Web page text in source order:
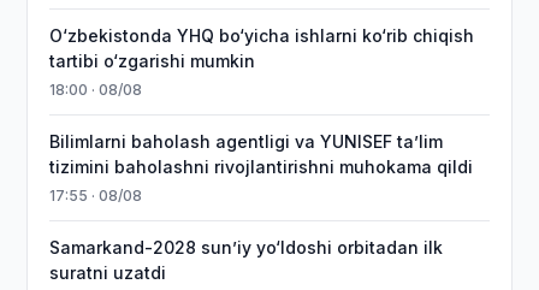
O‘zbekistonda YHQ bo‘yicha ishlarni ko‘rib chiqish
tartibi o‘zgarishi mumkin
18:00 · 08/08
Bilimlarni baholash agentligi va YUNISEF taʼlim
tizimini baholashni rivojlantirishni muhokama qildi
17:55 · 08/08
Samarkand-2028 sunʼiy yo‘ldoshi orbitadan ilk
suratni uzatdi